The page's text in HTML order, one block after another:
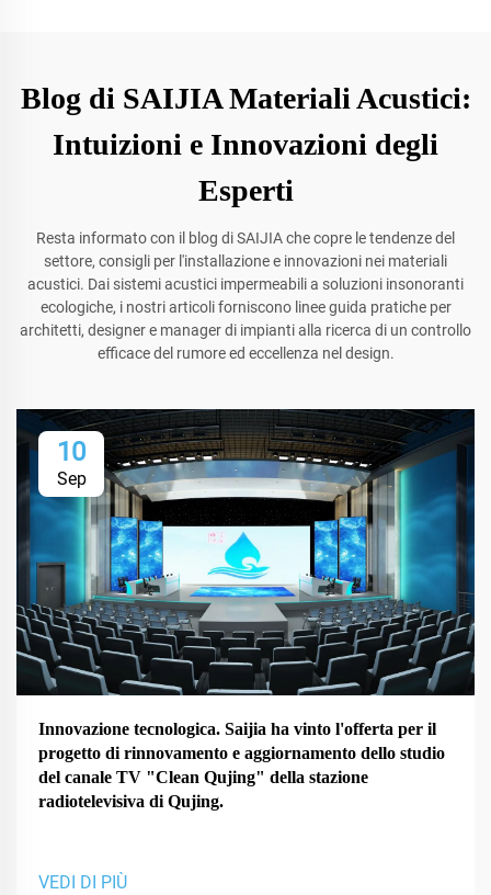
Blog di SAIJIA Materiali Acustici:
Intuizioni e Innovazioni degli
Esperti
Resta informato con il blog di SAIJIA che copre le tendenze del
settore, consigli per l'installazione e innovazioni nei materiali
acustici. Dai sistemi acustici impermeabili a soluzioni insonoranti
ecologiche, i nostri articoli forniscono linee guida pratiche per
architetti, designer e manager di impianti alla ricerca di un controllo
efficace del rumore ed eccellenza nel design.
10
Sep
Innovazione tecnologica. Saijia ha vinto l'offerta per il
progetto di rinnovamento e aggiornamento dello studio
del canale TV "Clean Qujing" della stazione
radiotelevisiva di Qujing.
VEDI DI PIÙ